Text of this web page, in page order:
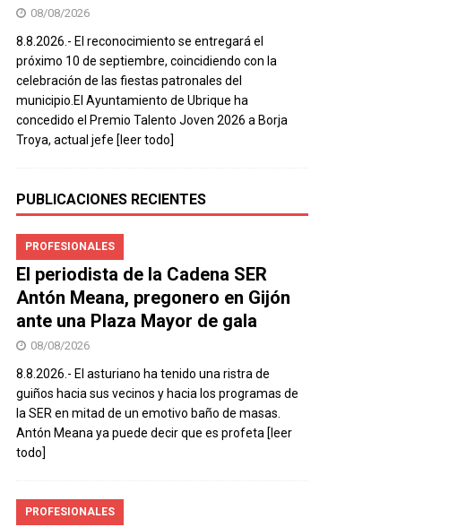
08/08/2026
8.8.2026.- El reconocimiento se entregará el
próximo 10 de septiembre, coincidiendo con la
celebración de las fiestas patronales del
municipio.El Ayuntamiento de Ubrique ha
concedido el Premio Talento Joven 2026 a Borja
Troya, actual jefe [leer todo]
PUBLICACIONES RECIENTES
PROFESIONALES
El periodista de la Cadena SER
Antón Meana, pregonero en Gijón
ante una Plaza Mayor de gala
08/08/2026
8.8.2026.- El asturiano ha tenido una ristra de
guiños hacia sus vecinos y hacia los programas de
la SER en mitad de un emotivo baño de masas.
Antón Meana ya puede decir que es profeta [leer
todo]
PROFESIONALES